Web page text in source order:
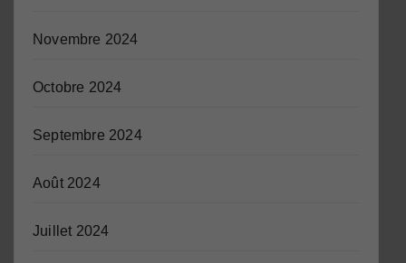
Novembre 2024
Octobre 2024
Septembre 2024
Août 2024
Juillet 2024